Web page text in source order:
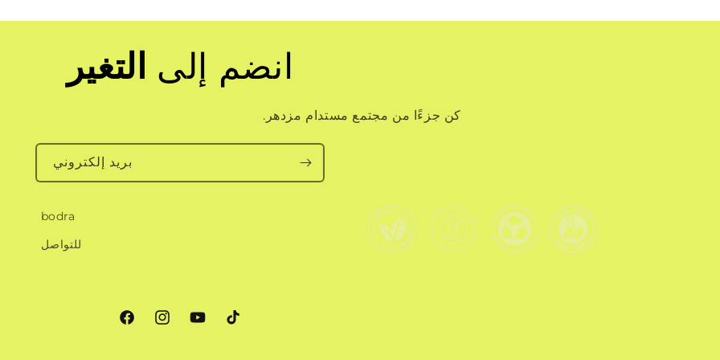
انضم إلى التغير
كن جزءًا من مجتمع مستدام مزدهر.
بريد إلكتروني
bodra
للتواصل
فيسبوكانستغرامموقع
تيك